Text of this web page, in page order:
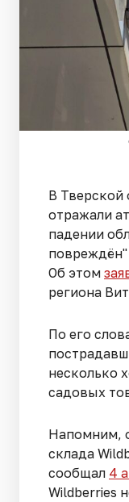
В Тверской
отражали
падении
повреждён"
Об этом
региона
По его
несколько
садовых
Напомним,
склада
сообщал 4
Wildberries